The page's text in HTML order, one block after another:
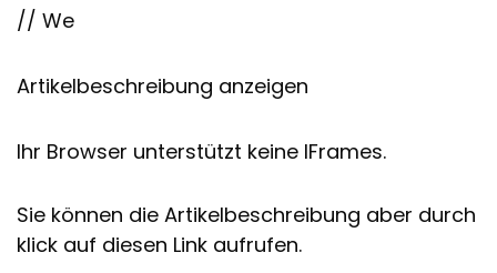
// We
Artikelbeschreibung anzeigen
Ihr Browser unterstützt keine IFrames.
Sie können die Artikelbeschreibung aber durch
klick auf diesen Link aufrufen.